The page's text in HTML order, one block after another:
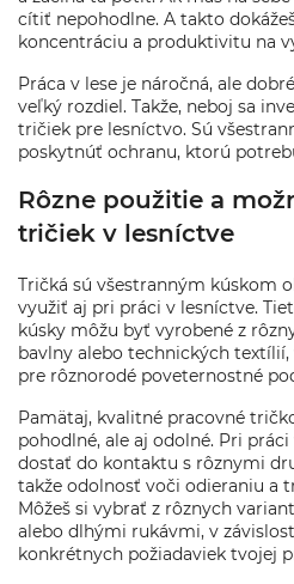
cítiť nepohodlne. A takto
koncentráciu a produktivitu na
Práca v lese je náročná, ale
veľký rozdiel. Takže, neboj sa
tričiek pre lesníctvo. Sú
poskytnúť ochranu, ktorú
Rôzne použitie a
tričiek v lesníctve
Tričká sú všestranným kúskom
využiť aj pri práci v lesníctve.
kúsky môžu byť vyrobené z
bavlny alebo technických
pre rôznorodé poveternostné
Pamätaj, kvalitné pracovné
pohodlné, ale aj odolné. Pri
dostať do kontaktu s rôznymi
takže odolnosť voči odieraniu a
Môžeš si vybrať z rôznych
alebo dlhými rukávmi, v
konkrétnych požiadaviek tvojej